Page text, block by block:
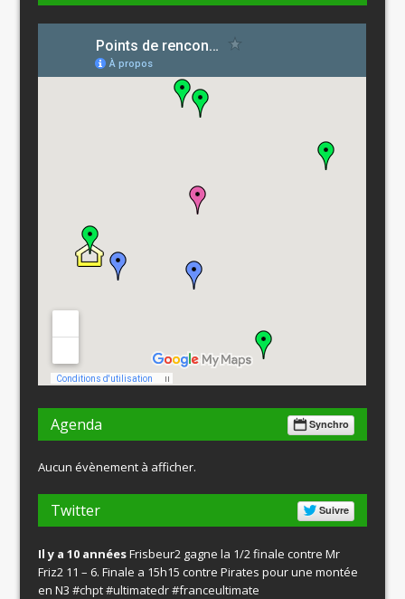
Agenda Synchro
Aucun évènement à afficher.
Twitter Suivre
Il y a 10 annéesFrisbeur2 gagne la 1/2 finale contre Mr
Friz2 11 – 6. Finale a 15h15 contre Pirates pour une montée
en N3#chpt#ultimatedr#franceultimate